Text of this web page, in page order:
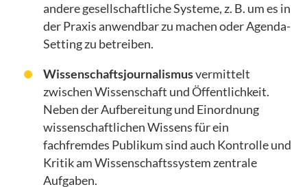
andere gesellschaftliche Systeme, z. B. um es in
der Praxis anwendbar zu machen oder Agenda-
Setting zu betreiben.
Wissenschaftsjournalismusvermittelt
zwischen Wissenschaft und Öffentlichkeit.
Neben der Aufbereitung und Einordnung
wissenschaftlichen Wissens für ein
fachfremdes Publikum sind auch Kontrolle und
Kritik am Wissenschaftssystem zentrale
Aufgaben.